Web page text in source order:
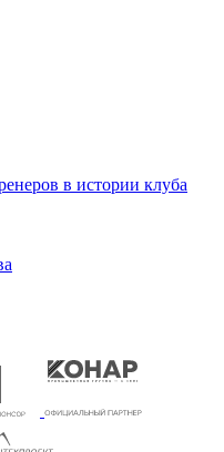
в истории клуба